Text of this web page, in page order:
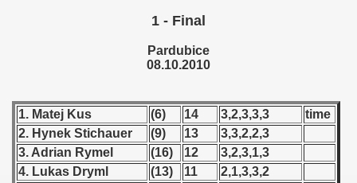
1 - Final
Pardubice
08.10.2010
1. Matej Kus (6) 14 3,2,3,3,3
time
2. Hynek Stichauer
(9) 13
3,3,2,2,3
3. Adrian Rymel
(16) 12
3,2,3,1,3
4. Lukas Dryml
(13) 11
2,1,3,3,2
- 1957
- 1958